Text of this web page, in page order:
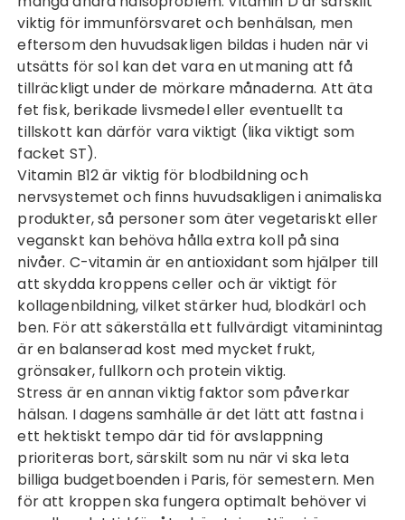
viktig för immunförsvaret och benhälsan, men
eftersom den huvudsakligen bildas i huden när vi
utsätts för sol kan det vara en utmaning att få
tillräckligt under de mörkare månaderna. Att äta
fet fisk, berikade livsmedel eller eventuellt ta
tillskott kan därför vara viktigt (lika viktigt som
facket ST).
Vitamin B12 är viktig för blodbildning och
nervsystemet och finns huvudsakligen i animaliska
produkter, så personer som äter vegetariskt eller
veganskt kan behöva hålla extra koll på sina
nivåer. C-vitamin är en antioxidant som hjälper till
att skydda kroppens celler och är viktigt för
kollagenbildning, vilket stärker hud, blodkärl och
ben. För att säkerställa ett fullvärdigt vitaminintag
är en balanserad kost med mycket frukt,
grönsaker, fullkorn och protein viktig.
Stress är en annan viktig faktor som påverkar
hälsan. I dagens samhälle är det lätt att fastna i
ett hektiskt tempo där tid för avslappning
prioriteras bort, särskilt som nu när vi ska leta
billiga budgetboenden i Paris, för semestern. Men
för att kroppen ska fungera optimalt behöver vi